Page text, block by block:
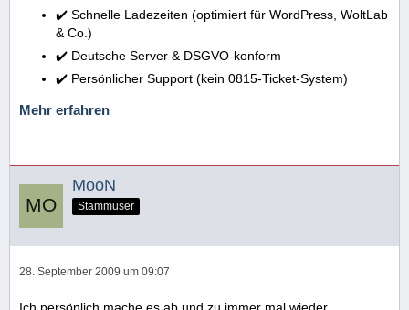
✔️ Schnelle Ladezeiten (optimiert für WordPress, WoltLab
& Co.)
✔️ Deutsche Server & DSGVO-konform
✔️ Persönlicher Support (kein 0815-Ticket-System)
Mehr erfahren
MooN
Stammuser
28. September 2009 um 09:07